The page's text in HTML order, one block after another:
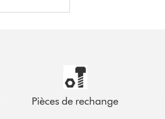
Pièces de rechange